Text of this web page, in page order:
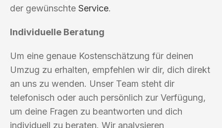
der gewünschte Service.
Individuelle Beratung
Um eine genaue Kostenschätzung für deinen
Umzug zu erhalten, empfehlen wir dir, dich direkt
an uns zu wenden. Unser Team steht dir
telefonisch oder auch persönlich zur Verfügung,
um deine Fragen zu beantworten und dich
individuell zu beraten. Wir analysieren